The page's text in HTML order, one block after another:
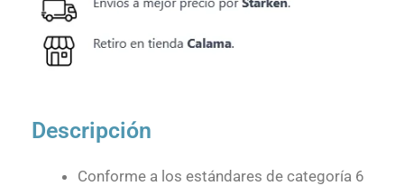
Descripción
Conforme a los estándares de categoría 6